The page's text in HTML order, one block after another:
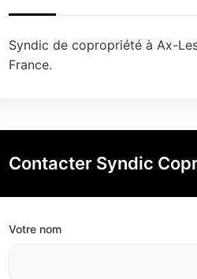
Syndic de copropriété à Ax-
France.
Contacter Syndic
Votre nom